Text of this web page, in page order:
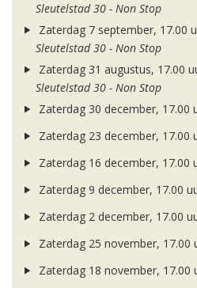
Sleutelstad 30 - Non Stop
Zaterdag 7 september, 17.00
Sleutelstad 30 - Non Stop
Zaterdag 31 augustus, 17.00
Sleutelstad 30 - Non Stop
Zaterdag 30 december, 17.00
Zaterdag 23 december, 17.00
Zaterdag 16 december, 17.00
Zaterdag 9 december, 17.00
Zaterdag 2 december, 17.00
Zaterdag 25 november, 17.00
Zaterdag 18 november, 17.00